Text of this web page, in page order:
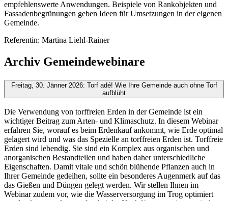
empfehlenswerte Anwendungen. Beispiele von Rankobjekten und
Fassadenbegrünungen geben Ideen für Umsetzungen in der eigenen
Gemeinde.
Referentin: Martina Liehl-Rainer
Archiv Gemeindewebinare
Freitag, 30. Jänner 2026: Torf adé! Wie Ihre Gemeinde auch ohne Torf
aufblüht
Die Verwendung von torffreien Erden in der Gemeinde ist ein
wichtiger Beitrag zum Arten- und Klimaschutz. In diesem Webinar
erfahren Sie, worauf es beim Erdenkauf ankommt, wie Erde optimal
gelagert wird und was das Spezielle an torffreien Erden ist. Torffreie
Erden sind lebendig. Sie sind ein Komplex aus organischen und
anorganischen Bestandteilen und haben daher unterschiedliche
Eigenschaften. Damit vitale und schön blühende Pflanzen auch in
Ihrer Gemeinde gedeihen, sollte ein besonderes Augenmerk auf das
das Gießen und Düngen gelegt werden. Wir stellen Ihnen im
Webinar zudem vor, wie die Wasserversorgung im Trog optimiert